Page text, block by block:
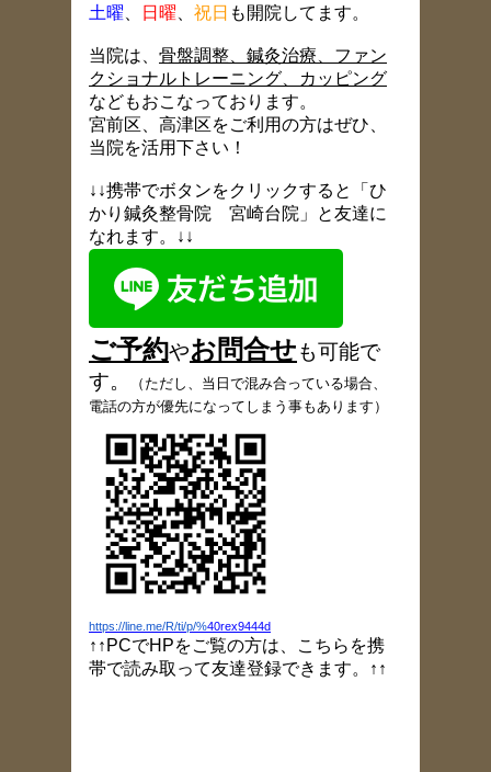
土曜
日曜 祝日 も開院してます。
当院は、 骨盤調整、鍼灸治療、ファン
クショナルトレーニング、カッピング
などもおこなっております。
宮前区、高津区をご利用の方はぜひ、
当院を活用下さい！
↓↓携帯でボタンをクリックすると「ひ
かり鍼灸整骨院 宮崎台院」と友達に
なれます。↓↓
ご予約やお問合せも可能で
す。 （ ただし、当日で混み合っている場合、
電話の方が優先になってしまう事もあります）
https://line.me/R/ti/p/%40rex9444d
↑↑PCでHPをご覧の方は、こちらを携
帯で読み取って友達登録できます。↑↑